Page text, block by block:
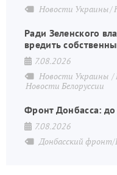
Новости Украины
Ради Зеленского
вредить
7.08.2026
Новости Украины
Новости Белоруссии
Фронт Донбасса: до
7.08.2026
Донбасский